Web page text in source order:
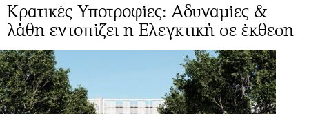
Κρατικές Υποτροφίες: Αδυναμίες &
λάθη εντοπίζει η Ελεγκτική σε έκθεση